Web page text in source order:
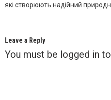
які створюють надійний
Leave a Reply
You must be logged in